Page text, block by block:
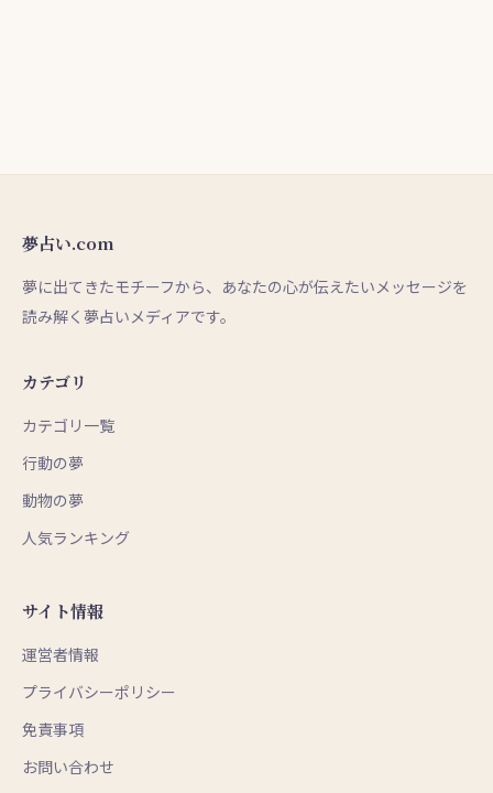
夢占い.com
夢に出てきたモチーフから、あなたの心が伝えたいメッセージを
読み解く夢占いメディアです。
カテゴリ
カテゴリ一覧
行動の夢
動物の夢
人気ランキング
サイト情報
運営者情報
プライバシーポリシー
免責事項
お問い合わせ